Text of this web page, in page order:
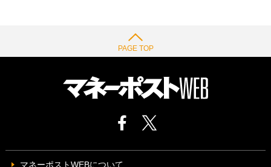
PAGE TOP
マネーポストWEBについて